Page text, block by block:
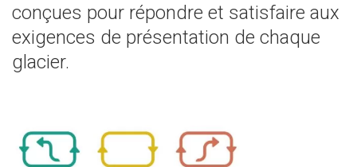
conçues pour répondre et satisfaire aux
exigences de présentation de chaque
glacier.